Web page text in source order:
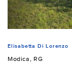
Elisabetta Di Lorenzo
Modica, RG